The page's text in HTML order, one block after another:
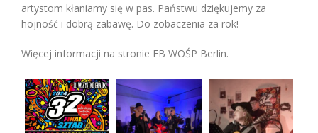
artystom kłaniamy się w pas. Państwu dziękujemy za
hojność i dobrą zabawę. Do zobaczenia za rok!
Więcej informacji na stronie FB WOŚP Berlin.